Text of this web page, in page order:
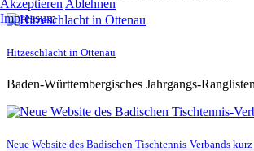
Hitzeschlacht in Ottenau
Baden-Württembergisches Jahrgangs-
Neue Website des Badischen Tischtennis-Verbands
Akzeptieren Ablehnen
Impressum